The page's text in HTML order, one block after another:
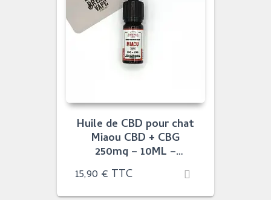
Huile de CBD pour chat
Miaou CBD + CBG
250mg – 10ML –
Greeneo
15,90 € TTC